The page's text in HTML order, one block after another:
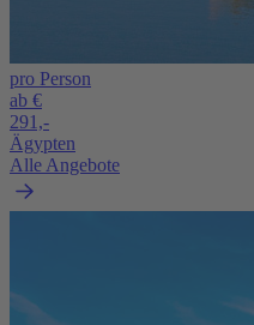
pro Person
ab €
291,-
Ägypten
Alle Angebote